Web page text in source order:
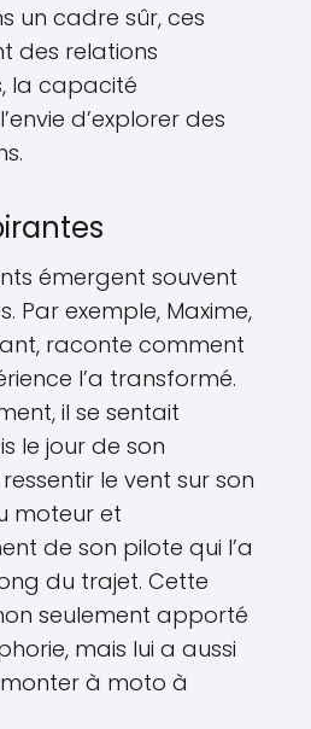
un cadre sûr, ces
des relations
la capacité
d’explorer des
émergent souvent
Par exemple, Maxime,
raconte comment
l’a transformé.
il se sentait
le jour de son
le vent sur son
moteur et
de son pilote qui l’a
du trajet. Cette
seulement apporté
mais lui a aussi
à moto à